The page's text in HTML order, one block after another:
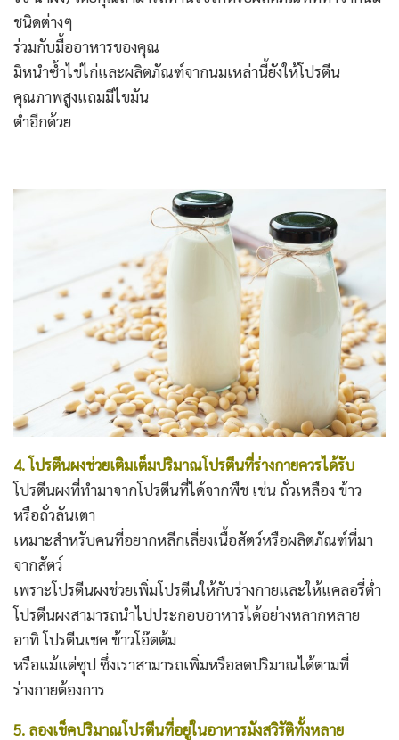
ชนิดต่างๆ
ร่วมกับมื้ออาหารของคุณ
มิหนำซ้ำไข่ไก่และผลิตภัณฑ์จากนมเหล่านี้ยังให้โปรตีน
คุณภาพสูงแถมมีไขมัน
ต่ำอีกด้วย
4. โปรตีนผงช่วยเติมเต็มปริมาณโปรตีนที่ร่างกายควรได้รับ
โปรตีนผงที่ทำมาจากโปรตีนที่ได้จากพืช เช่น ถั่วเหลือง ข้าว
หรือถั่วลันเตา
เหมาะสำหรับคนที่อยากหลีกเลี่ยงเนื้อสัตว์หรือผลิตภัณฑ์ที่มา
จากสัตว์
เพราะโปรตีนผงช่วยเพิ่มโปรตีนให้กับร่างกายและให้แคลอรี่ต่ำ
โปรตีนผงสามารถนำไปประกอบอาหารได้อย่างหลากหลาย
อาทิ โปรตีนเชค ข้าวโอ๊ตต้ม
หรือแม้แต่ซุป ซึ่งเราสามารถเพิ่มหรือลดปริมาณได้ตามที่
ร่างกายต้องการ
5. ลองเช็คปริมาณโปรตีนที่อยู่ในอาหารมังสวิรัติทั้งหลาย